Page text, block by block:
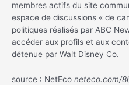
membres actifs du site
espace de discussions « de
politiques réalisés par ABC
accéder aux profils et aux
détenue par Walt Disney Co.
source : NetEco neteco.com/